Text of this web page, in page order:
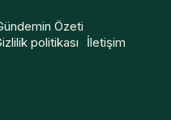
Özeti
politikası İletişim